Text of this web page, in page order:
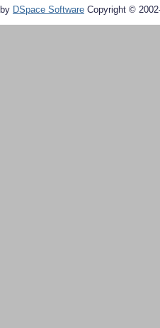
DSpace Software Copyright ©